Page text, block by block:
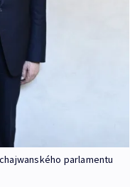
parlamentu